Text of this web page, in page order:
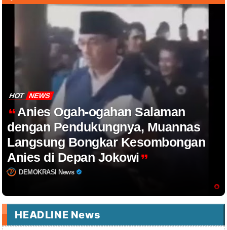
HOT NEWS
Anies Ogah-ogahan Salaman
dengan Pendukungnya, Muannas
Langsung Bongkar Kesombongan
Anies di Depan Jokowi
DEMOKRASI News
HEADLINE News